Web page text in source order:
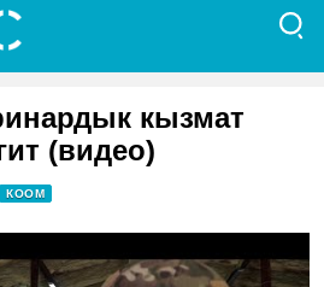
кызмат
(видео)
КООМ